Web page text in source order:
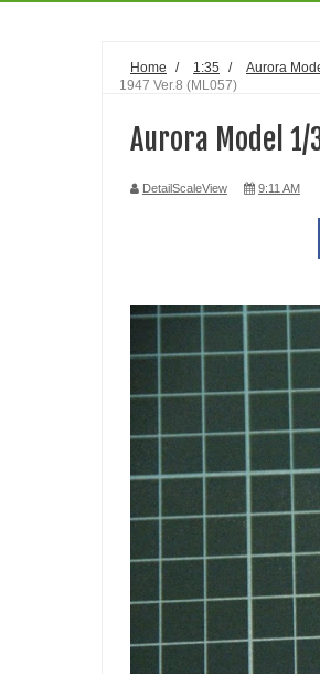
Home / 1:35 / Aurora
1947 Ver.8 (ML057)
Aurora Model 1/
DetailScaleView 9:11 AM